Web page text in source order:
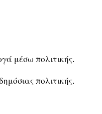
μέσω πολιτικής.
πολιτικής.